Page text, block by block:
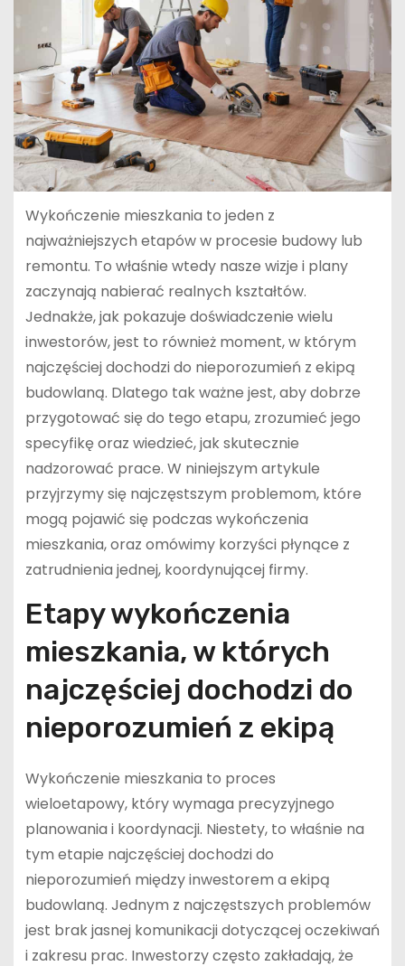
Wykończenie mieszkania to jeden z
najważniejszych etapów w procesie budowy lub
remontu. To właśnie wtedy nasze wizje i plany
zaczynają nabierać realnych kształtów.
Jednakże, jak pokazuje doświadczenie wielu
inwestorów, jest to również moment, w którym
najczęściej dochodzi do nieporozumień z ekipą
budowlaną. Dlatego tak ważne jest, aby dobrze
przygotować się do tego etapu, zrozumieć jego
specyfikę oraz wiedzieć, jak skutecznie
nadzorować prace. W niniejszym artykule
przyjrzymy się najczęstszym problemom, które
mogą pojawić się podczas wykończenia
mieszkania, oraz omówimy korzyści płynące z
zatrudnienia jednej, koordynującej firmy.
Etapy wykończenia
mieszkania, w których
najczęściej dochodzi do
nieporozumień z ekipą
Wykończenie mieszkania to proces
wieloetapowy, który wymaga precyzyjnego
planowania i koordynacji. Niestety, to właśnie na
tym etapie najczęściej dochodzi do
nieporozumień między inwestorem a ekipą
budowlaną. Jednym z najczęstszych problemów
jest brak jasnej komunikacji dotyczącej oczekiwań
i zakresu prac. Inwestorzy często zakładają, że